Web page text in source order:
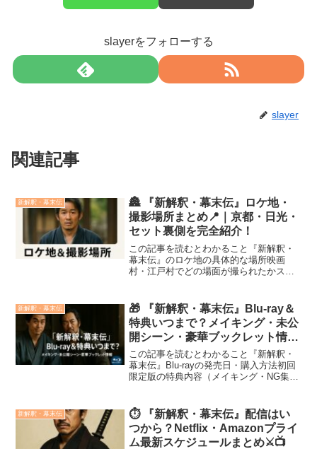
slayerをフォローする
slayer
関連記事
新解釈・幕末伝
🏯 『新解釈・幕末伝』ロケ地・
撮影場所まとめ📍｜京都・日光・
セット裏側を完全紹介！
この記事を読むとわかること『新解釈・
幕末伝』のロケ地の具体的な場所映画
村・江戸村でどの場面が撮られたかスタ
のおすすめポイントコメディ×歴史という
意外な融合で話題を集め...
新解釈・幕末伝
🎁 『新解釈・幕末伝』Blu-ray＆
特典いつまで？メイキング・未公
開シーン・豪華ブックレット情報
💿
この記事を読むとわかること『新解釈・
幕末伝』Blu‑rayの発売日・購入方法初回
限定版の特典内容（メイキング・NG集・
店舗別の予約特典やおすすめ購入先笑え
て熱く、時代を...
新解釈・幕末伝
⏱️ 『新解釈・幕末伝』配信はい
つから？Netflix・Amazonプライ
ム最新スケジュールまとめ⚔️📺